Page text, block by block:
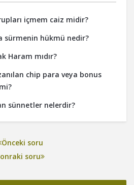
içmem caiz midir?
sürmenin hükmü nedir?
Haram mıdır?
chip para veya bonus
sünnetler nelerdir?
Önceki soru
soru